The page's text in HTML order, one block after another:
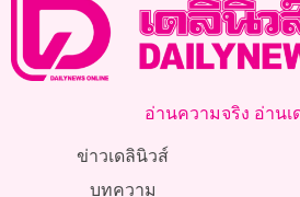
อ่านความจริง อ่านเ
ข่าวเดลินิวส์
บทความ